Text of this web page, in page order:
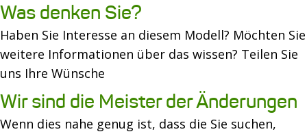
Was denken Sie?
Haben Sie Interesse an diesem Modell? Möchten Sie
weitere Informationen über das wissen? Teilen Sie
uns Ihre Wünsche
Wir sind die Meister der Änderungen
Wenn dies nahe genug ist, dass die Sie suchen,